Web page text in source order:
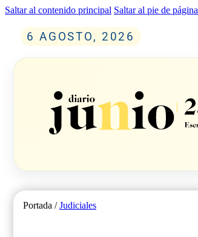
Saltar al contenido principal Saltar al pie de página
6 AGOSTO, 2026
Portada /Judiciales